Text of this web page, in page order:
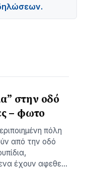
στην οδό
– φωτο
πόλη
από την οδό
έχουν αφεθε…